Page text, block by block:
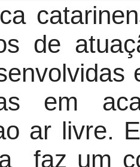
de
em
ar livre.
faz um